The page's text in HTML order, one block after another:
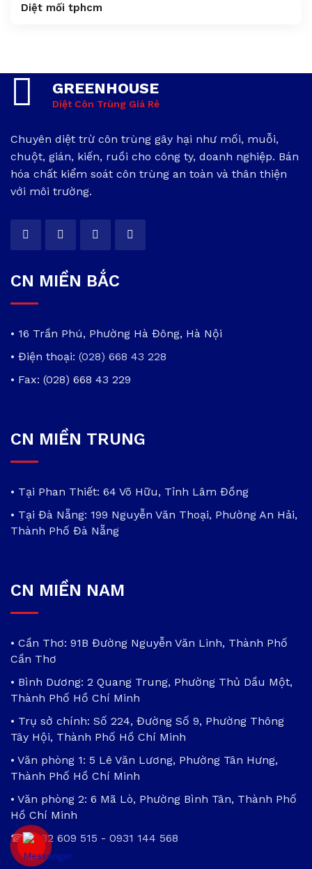
Diệt mối tphcm
GREENHOUSE
Diệt Côn Trùng Giá Rẻ
Chuyên diệt trừ côn trùng gây hại như mối, muỗi,
chuột, gián, kiến, ruồi cho công ty, doanh nghiệp. Bán
hóa chất kiểm soát côn trùng an toàn và thân thiện
với môi trường.
CN MIỀN BẮC
• 16 Trần Phú, Phường Hà Đông, Hà Nội
• Điện thoại: (028) 668 43 228
• Fax: (028) 668 43 229
CN MIỀN TRUNG
• Tại Phan Thiết: 64 Võ Hữu, Tỉnh Lâm Đồng
• Tại Đà Nẵng: 199 Nguyễn Văn Thoại, Phường An Hải,
Thành Phố Đà Nẵng
CN MIỀN NAM
• Cần Thơ: 91B Đường Nguyễn Văn Linh, Thành Phố
Cần Thơ
• Bình Dương: 2 Quang Trung, Phường Thủ Dầu Một,
Thành Phố Hồ Chí Minh
• Trụ sở chính: Số 224, Đường Số 9, Phường Thông
Tây Hội, Thành Phố Hồ Chí Minh
• Văn phòng 1: 5 Lê Văn Lương, Phường Tân Hưng,
Thành Phố Hồ Chí Minh
• Văn phòng 2: 6 Mã Lò, Phường Bình Tân, Thành Phố
Hồ Chí Minh
☎0932 609 515 - 0931 144 568